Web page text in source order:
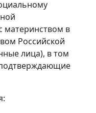
материнством в
Российской
лица), в том